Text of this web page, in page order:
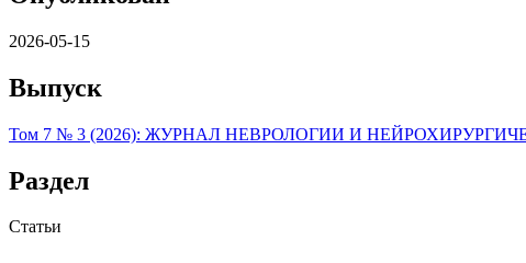
2026-05-15
Выпуск
Том 7 № 3 (2026): ЖУРНАЛ НЕВРОЛОГИИ И
Раздел
Статьи